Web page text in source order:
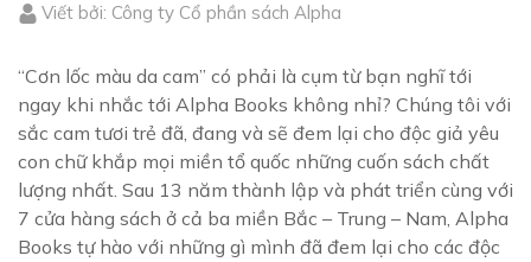
Viết bởi: Công ty Cổ phần sách Alpha
“Cơn lốc màu da cam” có phải là cụm từ bạn nghĩ tới
ngay khi nhắc tới Alpha Books không nhỉ? Chúng tôi với
sắc cam tươi trẻ đã, đang và sẽ đem lại cho độc giả yêu
con chữ khắp mọi miền tổ quốc những cuốn sách chất
lượng nhất. Sau 13 năm thành lập và phát triển cùng với
7 cửa hàng sách ở cả ba miền Bắc – Trung – Nam, Alpha
Books tự hào với những gì mình đã đem lại cho các độc